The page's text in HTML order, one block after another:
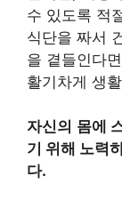
수 있도록 적
식단을 짜서
을 곁들인다
활기차게 생
자신의 몸에
기 위해 노력
다.